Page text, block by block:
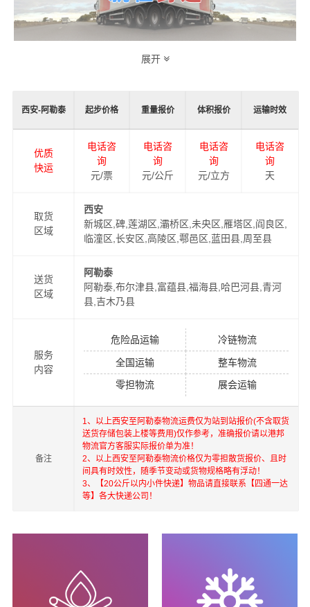
物流公司,物流运输,货运公司,发全国物流
更加安全、及时、高效的运营，进一步提高港邦物流西安
机构，并备有专业的物流工作人员与您及时沟通，为您提
供从西安到阿勒泰的物流运输相关延伸服务，极大的保障
了货物的准时到达和及时派送，缩短了货物在途时间，提
同时，为了方便广大客户从西安物流到阿勒泰的不同运输
时效和物流成本要求，港邦特推出西安到阿勒泰物流
提高由西安发货到阿勒泰的物流效率，以便为新老客户提
供更加优质完善的一站式从
港邦在深圳，珠海，西安，北京，上海，武汉和香港，澳
物打包，门到门运输等物流相关增值服务，同时在行业内
率先开通内地至到香港，澳门，台湾的物流往返运输业
展开
西安-阿勒泰 起步价格 重量报价 体积报价 运输时效
优质
快运
电话咨
询
元/票
电话咨
询
元/公斤
电话咨
询
元/立方
电话咨
询
天
取货
区域
西安
新城区,碑,莲湖区,灞桥区,未央区,雁塔区,阎良区,
临潼区,长安区,高陵区,鄠邑区,蓝田县,周至县
送货
区域
阿勒泰
阿勒泰,布尔津县,富蕴县,福海县,哈巴河县,青河
县,吉木乃县
服务
内容
危险品运输 冷链物流
全国运输 整车物流
零担物流 展会运输
备注
1、以上西安至阿勒泰物流运费仅为站到站报价(不含取货
送货存储包装上楼等费用)仅作参考，准确报价请以港邦
物流官方客服实际报价单为准！
2、以上西安至阿勒泰物流价格仅为零担散货报价、且时
间具有时效性，随季节变动或货物规格略有浮动！
3、【20公斤以内小件快递】物品请直接联系【四通一达
等】各大快递公司！